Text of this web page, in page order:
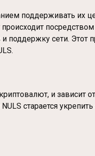
поддерживать
сети. Этот
и
старается